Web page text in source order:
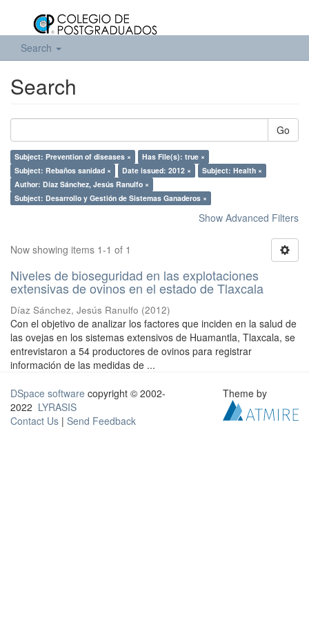
Search
Search
Go
Subject: Prevention of diseases ×
Has File(s): true ×
Subject: Rebaños sanidad ×
Date issued: 2012 ×
Subject: Health ×
Author: Díaz Sánchez, Jesús Ranulfo ×
Subject: Desarrollo y Gestión de Sistemas Ganaderos ×
Show Advanced Filters
Now showing items 1-1 of 1
Niveles de bioseguridad en las explotaciones
extensivas de ovinos en el estado de Tlaxcala
Díaz Sánchez, Jesús Ranulfo (2012)
Con el objetivo de analizar los factores que inciden en la salud de
las ovejas en los sistemas extensivos de Huamantla, Tlaxcala, se
entrevistaron a 54 productores de ovinos para registrar
información de las medidas de ...
DSpace software copyright © 2002-
2022 LYRASIS
Contact Us | Send Feedback
Theme by